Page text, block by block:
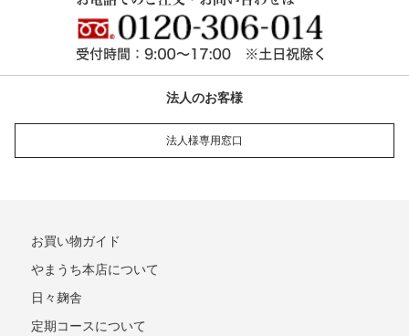
法人のお客様
法人様専用窓口
お買い物ガイド
やまうち本店について
日々麹舎
定期コースについて